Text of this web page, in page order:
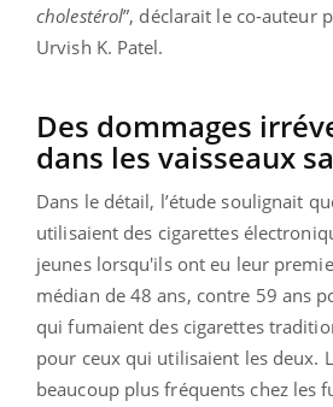
cholestérol”, déclarait le co-auteur
Urvish K. Patel.
Des dommages
dans les vaisseaux
Dans le détail, l’étude soulignait
utilisaient des cigarettes
jeunes lorsqu'ils ont eu leur
médian de 48 ans, contre 59 ans
qui fumaient des cigarettes
pour ceux qui utilisaient les deux.
beaucoup plus fréquents chez les